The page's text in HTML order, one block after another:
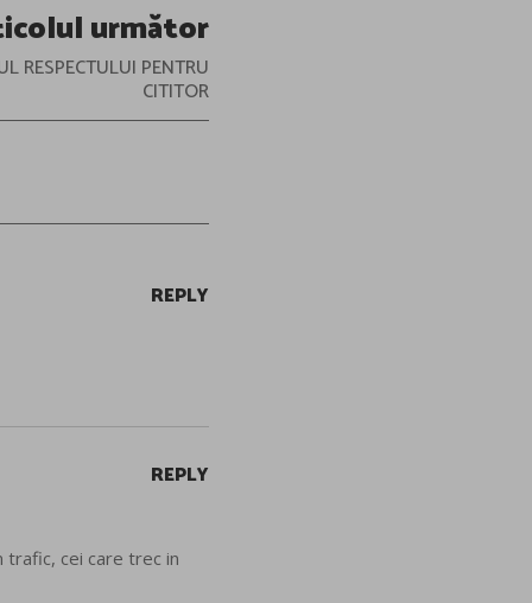
următor
RESPECTULUI PENTRU
CITITOR
REPLY
REPLY
trafic, cei care trec in